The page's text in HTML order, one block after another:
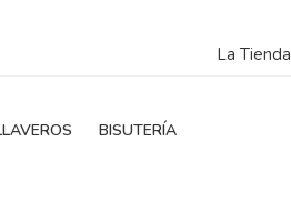
La Tienda
BISUTERÍA